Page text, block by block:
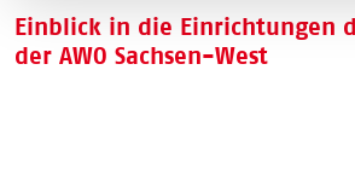
Bei der Wiedergabe des eingebundenen
Einblick in die Einrichtungen
der AWO Sachsen-West